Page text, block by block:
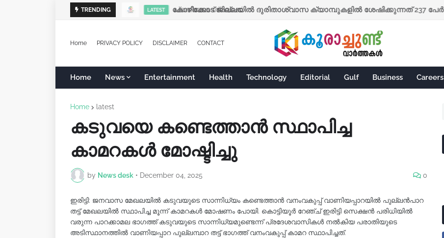
TRENDING LATEST പ്രത്യേക ശ്രദ്ധക്ക്
LATEST കോഴിക്കോട് ജില്ലയില്‍ ദുരിതാശ്വാസ ക്യാമ്പുകളില്‍ ശേഷിക്കുന്നത് 237 പേര്‍
Home PRIVACY POLICY DISCLAIMER CONTACT
Home News Entertainment Health Technology Editorial Gulf Business Careers
Home latest
കടുവയെ കണ്ടെത്താൻ സ്ഥാപിച്ച
കാമറകൾ മോഷ്ടിച്ചു
by News desk • December 04, 2025 0
ഇരിട്ടി: ജനവാസ മേഖലയിൽ കടുവയുടെ സാന്നിധ്യം കണ്ടെത്താൻ വനംവകുപ്പ് വാണിയപ്പാറയിൽ പുല്ലൻപാറ
തട്ട് മേഖലയിൽ സ്ഥാപിച്ച മൂന്ന് കാമറകൾ മോഷണം പോയി. കൊട്ടിയൂർ റേഞ്ച് ഇരിട്ടി സെക്ഷൻ പരിധിയിൽ
വരുന്ന പാറക്കാമല ഭാഗത്ത് കടുവയുടെ സാന്നിധ്യമുണ്ടെന്ന് പ്രദേശവാസികൾ നൽകിയ പരാതിയുടെ
അടിസ്ഥാനത്തിൽ വാണിയപ്പാറ പുല്ലമ്പാറ തട്ട് ഭാഗത്ത് വനംവകുപ്പ് കാമറ സ്ഥാപിച്ചത്.